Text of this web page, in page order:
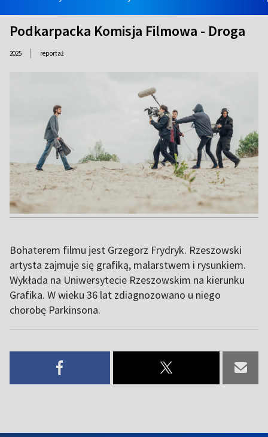
Podkarpacka Komisja Filmowa - Droga
2025 | reportaż
Bohaterem filmu jest Grzegorz Frydryk. Rzeszowski
artysta zajmuje się grafiką, malarstwem i rysunkiem.
Wykłada na Uniwersytecie Rzeszowskim na kierunku
Grafika. W wieku 36 lat zdiagnozowano u niego
chorobę Parkinsona.